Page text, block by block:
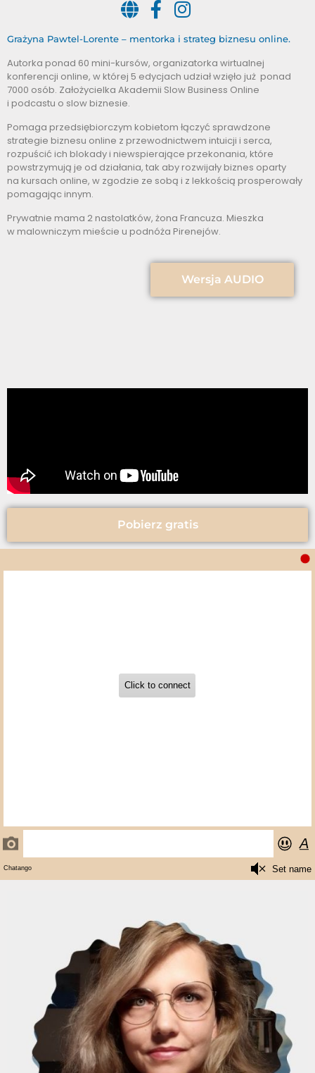
Grażyna Pawtel-Lorente – mentorka i strateg biznesu online.
Autorka ponad 60 mini-kursów, organizatorka wirtualnej
konferencji online, w której 5 edycjach udział wzięło już ponad
7000 osób. Założycielka Akademii Slow Business Online
i podcastu o slow biznesie.
Pomaga przedsiębiorczym kobietom łączyć sprawdzone
strategie biznesu online z przewodnictwem intuicji i serca,
rozpuścić ich blokady i niewspierające przekonania, które
powstrzymują je od działania, tak aby rozwijały biznes oparty
na kursach online, w zgodzie ze sobą i z lekkością prosperowały
pomagając innym.
Prywatnie mama 2 nastolatków, żona Francuza. Mieszka
w malowniczym mieście u podnóża Pirenejów.
Wersja AUDIO
Pobierz gratis